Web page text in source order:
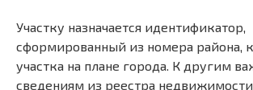
Участку назначается идентификатор,
сформированный из номера района,
участка на плане города. К другим
сведениям из реестра недвижимости